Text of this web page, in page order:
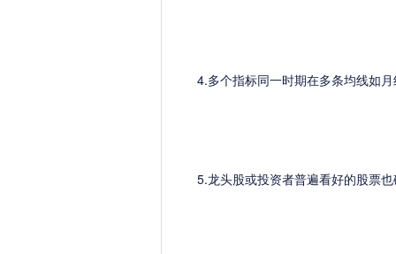
4.多个指标同一时期在多条均线如月
5.龙头股或投资者普遍看好的股票也